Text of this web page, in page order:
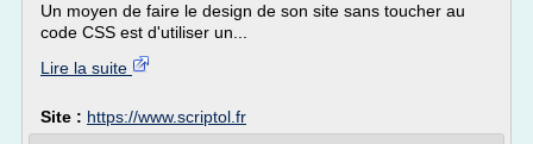
Un moyen de faire le design de son site sans toucher au
code CSS est d'utiliser un...
Lire la suite
Site : https://www.scriptol.fr